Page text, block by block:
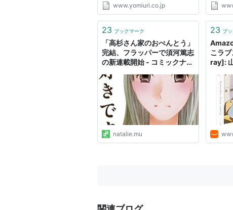
www.yomiuri.co.jp
23 ブックマーク
「高杉さん家のおべんとう」
完結、フラッパーで須河篤志
の新連載開始 - コミックナタ
natalie.mu
23 ブ
こラ
ray]:
金子
(出演